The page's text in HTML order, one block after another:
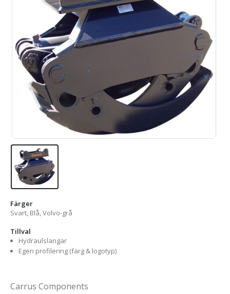
Färger
Svart, Blå, Volvo-grå
Tillval
Hydraulslangar
Egen profilering (färg & logotyp)
Carrus Components